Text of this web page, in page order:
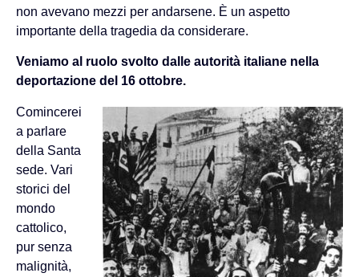
non avevano mezzi per andarsene. È un aspetto
importante della tragedia da considerare.
Veniamo al ruolo svolto dalle autorità italiane nella
deportazione del 16 ottobre.
Comincerei
a parlare
della Santa
sede. Vari
storici del
mondo
cattolico,
pur senza
malignità,